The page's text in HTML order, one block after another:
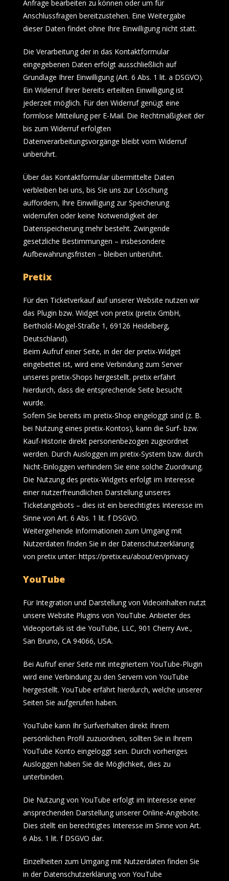
Anfrage bearbeiten zu können oder um für
Anschlussfragen bereitzustehen. Eine Weitergabe
dieser Daten findet ohne Ihre Einwilligung nicht statt.
Die Verarbeitung der in das Kontaktformular
eingegebenen Daten erfolgt ausschließlich auf
Grundlage Ihrer Einwilligung (Art. 6 Abs. 1 lit. a DSGVO).
Ein Widerruf Ihrer bereits erteilten Einwilligung ist
jederzeit möglich. Für den Widerruf genügt eine
formlose Mitteilung per E-Mail. Die Rechtmäßigkeit der
bis zum Widerruf erfolgten
Datenverarbeitungsvorgänge bleibt vom Widerruf
unberührt.
Über das Kontaktformular übermittelte Daten
verbleiben bei uns, bis Sie uns zur Löschung
auffordern, Ihre Einwilligung zur Speicherung
widerrufen oder keine Notwendigkeit der
Datenspeicherung mehr besteht. Zwingende
gesetzliche Bestimmungen – insbesondere
Aufbewahrungsfristen – bleiben unberührt.
Pretix
Für den Ticketverkauf auf unserer Website nutzen wir
das Plugin bzw. Widget von pretix (pretix GmbH,
Berthold-Mogel-Straße 1, 69126 Heidelberg,
Deutschland).
Beim Aufruf einer Seite, in der der pretix-Widget
eingebettet ist, wird eine Verbindung zum Server
unseres pretix-Shops hergestellt. pretix erfährt
hierdurch, dass die entsprechende Seite besucht
wurde.
Sofern Sie bereits im pretix-Shop eingeloggt sind (z. B.
bei Nutzung eines pretix-Kontos), kann die Surf- bzw.
Kauf-Historie direkt personenbezogen zugeordnet
werden. Durch Ausloggen im pretix-System bzw. durch
Nicht-Einloggen verhindern Sie eine solche Zuordnung.
Die Nutzung des pretix-Widgets erfolgt im Interesse
einer nutzerfreundlichen Darstellung unseres
Ticketangebots – dies ist ein berechtigtes Interesse im
Sinne von Art. 6 Abs. 1 lit. f DSGVO.
Weitergehende Informationen zum Umgang mit
Nutzerdaten finden Sie in der Datenschutzerklärung
von pretix unter: https://pretix.eu/about/en/privacy
YouTube
Für Integration und Darstellung von Videoinhalten nutzt
unsere Website Plugins von YouTube. Anbieter des
Videoportals ist die YouTube, LLC, 901 Cherry Ave.,
San Bruno, CA 94066, USA.
Bei Aufruf einer Seite mit integriertem YouTube-Plugin
wird eine Verbindung zu den Servern von YouTube
hergestellt. YouTube erfährt hierdurch, welche unserer
Seiten Sie aufgerufen haben.
YouTube kann Ihr Surfverhalten direkt Ihrem
persönlichen Profil zuzuordnen, sollten Sie in Ihrem
YouTube Konto eingeloggt sein. Durch vorheriges
Ausloggen haben Sie die Möglichkeit, dies zu
unterbinden.
Die Nutzung von YouTube erfolgt im Interesse einer
ansprechenden Darstellung unserer Online-Angebote.
Dies stellt ein berechtigtes Interesse im Sinne von Art.
6 Abs. 1 lit. f DSGVO dar.
Einzelheiten zum Umgang mit Nutzerdaten finden Sie
in der Datenschutzerklärung von YouTube